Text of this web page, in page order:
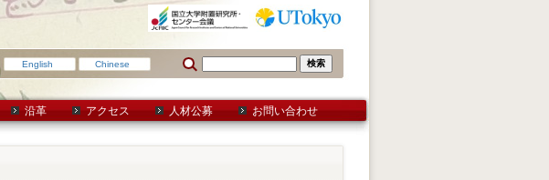
English Chinese
沿革 アクセス 人材公募 お問い合わせ